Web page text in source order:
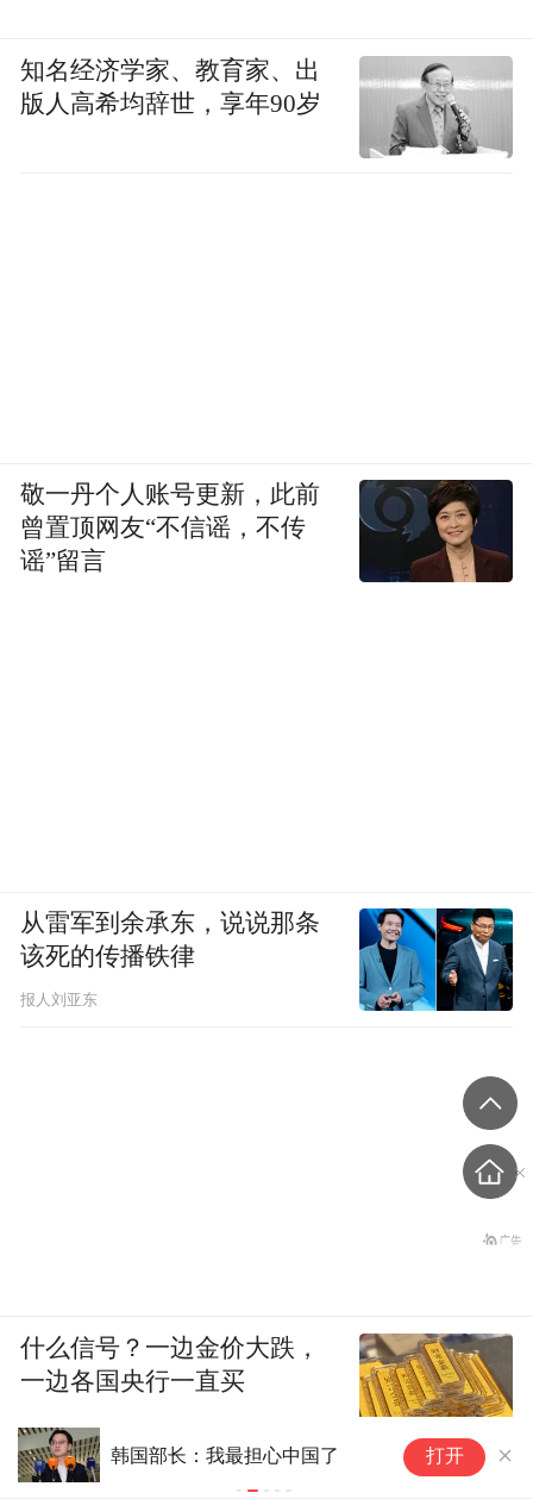
中国了
三星和SK海力士手握2630亿美
元，股东逼宫要分红 打开
知名经济学家、教育家、出
版人高希均辞世，享年90岁
敬一丹个人账号更新，此前
曾置顶网友“不信谣，不传
谣”留言
从雷军到余承东，说说那条
该死的传播铁律
报人刘亚东
什么信号？一边金价大跌，
一边各国央行一直买